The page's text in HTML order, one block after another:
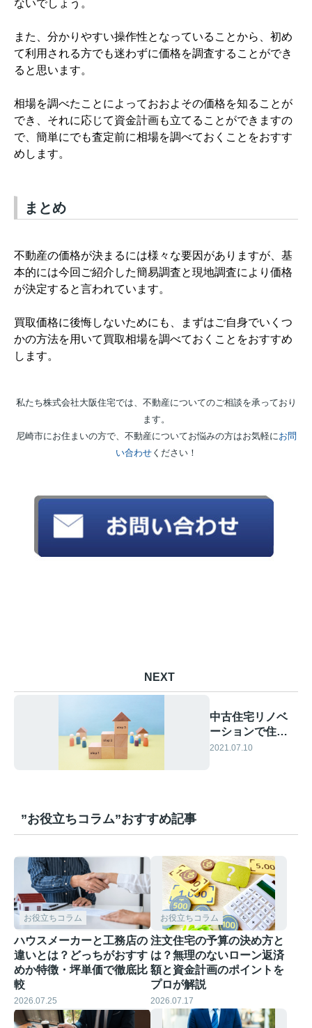
ないでしょう。
また、分かりやすい操作性となっていることから、初め
て利用される方でも迷わずに価格を調査することができ
ると思います。
相場を調べたことによっておおよその価格を知ることが
でき、それに応じて資金計画も立てることができますの
で、簡単にでも査定前に相場を調べておくことをおすす
めします。
まとめ
不動産の価格が決まるには様々な要因がありますが、基
本的には今回ご紹介した簡易調査と現地調査により価格
が決定すると言われています。
買取価格に後悔しないためにも、まずはご自身でいくつ
かの方法を用いて買取相場を調べておくことをおすすめ
します。
私たち株式会社大阪住宅では、不動産についてのご相談を承っており
ます。
尼崎市にお住まいの方で、不動産についてお悩みの方はお気軽にお問
い合わせください！
NEXT
中古住宅リノベ
ーションで住宅
ローン控除は受
2021.07.10
”お役立ちコラム”おすすめ記事
お役立ちコラム
ハウスメーカーと工務店の
違いとは？どっちがおすす
めか特徴・坪単価で徹底比
較
2026.07.25
お役立ちコラム
注文住宅の予算の決め方と
は？無理のないローン返済
額と資金計画のポイントを
プロが解説
2026.07.17